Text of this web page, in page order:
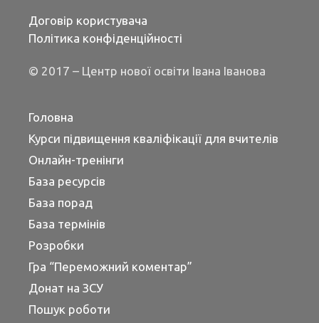
Договір користувача
Політика конфіденційності
© 2017 – Центр нової освіти Івана Іванова
Головна
Курси підвищення кваліфікації для вчителів
Онлайн-тренінги
База ресурсів
База порад
База термінів
Розробки
Гра “Переможний коментар”
Донат на ЗСУ
Пошук роботи